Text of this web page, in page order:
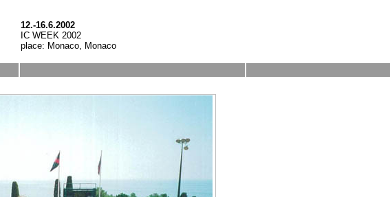
12.-16.6.2002
IC WEEK 2002
place: Monaco, Monaco